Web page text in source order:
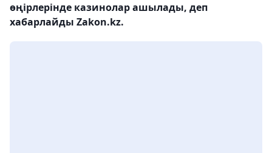
өңірлерінде казинолар ашылады, деп
хабарлайды Zakon.kz.